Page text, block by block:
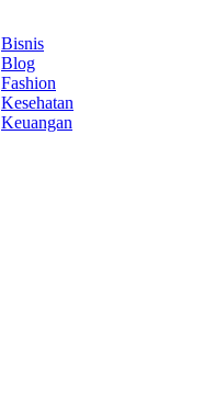
Bisnis
Blog
Fashion
Kesehatan
Keuangan